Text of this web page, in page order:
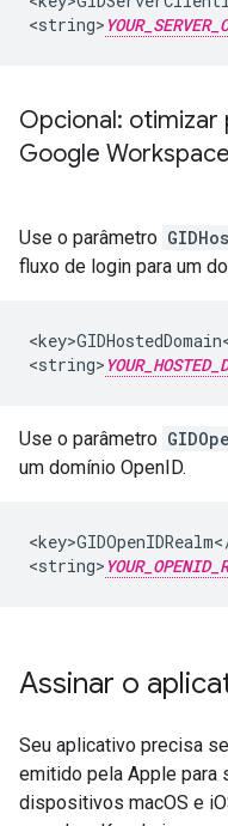
<string>
Opcional: otimizar
Google
Use o parâmetro
fluxo de login para um
<string>
Use o parâmetro
um domínio OpenID.
<string>
Assinar o
Seu aplicativo precisa
emitido pela Apple para
dispositivos macOS e